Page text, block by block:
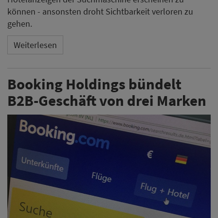
können - ansonsten droht Sichtbarkeit verloren zu
gehen.
Weiterlesen
Booking Holdings bündelt
B2B-Geschäft von drei Marken